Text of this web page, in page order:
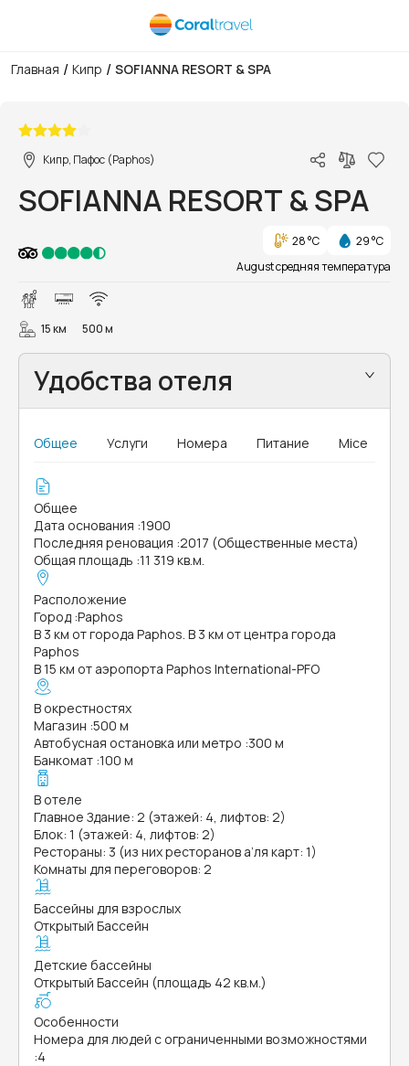
Главная / Кипр / SOFIANNA RESORT & SPA
Кипр, Пафос (Paphos)
SOFIANNA RESORT & SPA
28 °C
29 °C
August средняя температура
15 км 500 м
Удобства отеля
Общее Услуги Номера Питание Mice
Общее
Дата основания :1900
Последняя реновация :2017 (Общественные места)
Общая площадь :11 319 кв.м.
Расположение
Город :Paphos
В 3 км от города Paphos. В 3 км от центра города
Paphos
В 15 км от аэропорта Paphos International-PFO
В окрестностях
Магазин :500 м
Автобусная остановка или метро :300 м
Банкомат :100 м
В отеле
Главное Здание: 2 (этажей: 4, лифтов: 2)
Блок: 1 (этажей: 4, лифтов: 2)
Рестораны: 3 (из них ресторанов а’ля карт: 1)
Комнаты для переговоров: 2
Бассейны для взрослых
Открытый Бассейн
Детские бассейны
Открытый Бассейн (площадь 42 кв.м.)
Особенности
Номера для людей с ограниченными возможностями
:4